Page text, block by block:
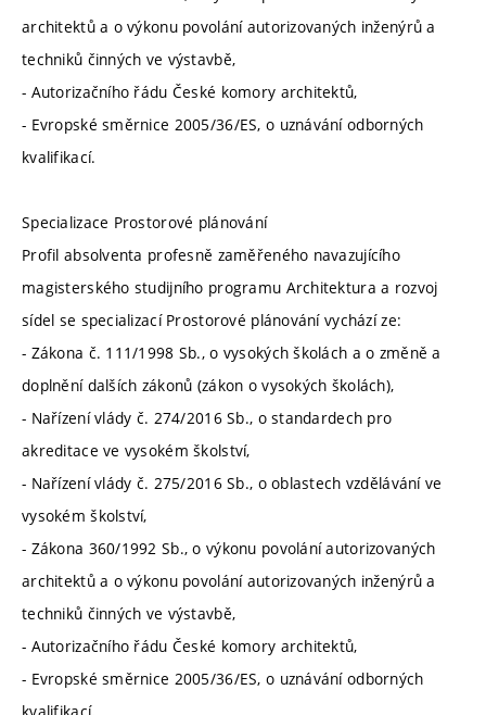
architektů a o výkonu povolání autorizovaných inženýrů a
techniků činných ve výstavbě,
- Autorizačního řádu České komory architektů,
- Evropské směrnice 2005/36/ES, o uznávání odborných
kvalifikací.
Specializace Prostorové plánování
Profil absolventa profesně zaměřeného navazujícího
magisterského studijního programu Architektura a rozvoj
sídel se specializací Prostorové plánování vychází ze:
- Zákona č. 111/1998 Sb., o vysokých školách a o změně a
doplnění dalších zákonů (zákon o vysokých školách),
- Nařízení vlády č. 274/2016 Sb., o standardech pro
akreditace ve vysokém školství,
- Nařízení vlády č. 275/2016 Sb., o oblastech vzdělávání ve
vysokém školství,
- Zákona 360/1992 Sb., o výkonu povolání autorizovaných
architektů a o výkonu povolání autorizovaných inženýrů a
techniků činných ve výstavbě,
- Autorizačního řádu České komory architektů,
- Evropské směrnice 2005/36/ES, o uznávání odborných